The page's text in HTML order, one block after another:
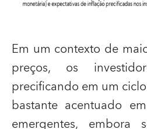
Em um contexto de
preços, os
precificando em um
bastante acentuado
emergentes,